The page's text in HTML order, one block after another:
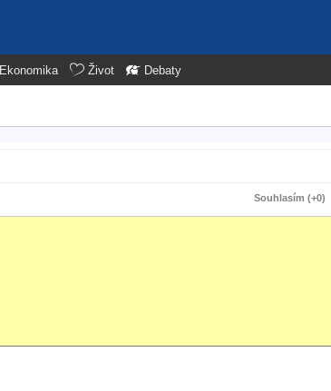
Ekonomika Život Debaty
Souhlasím (+0)